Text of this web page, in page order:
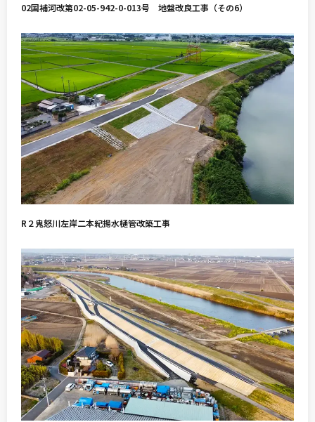
02国補河改第02-05-942-0-013号 地盤改良工事（その6）
R２鬼怒川左岸二本紀揚水樋管改築工事